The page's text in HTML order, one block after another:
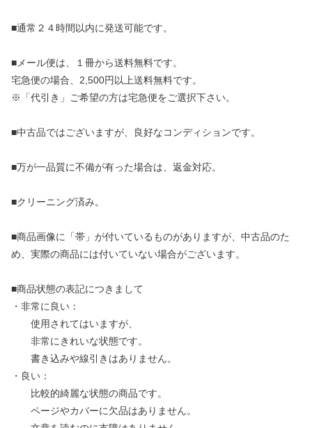
■通常２４時間以内に発送可能です。
■メール便は、１冊から送料無料です。
宅急便の場合、2,500円以上送料無料です。
※「代引き」ご希望の方は宅急便をご選択下さい。
■中古品ではございますが、良好なコンディションです。
■万が一品質に不備が有った場合は、返金対応。
■クリーニング済み。
■商品画像に「帯」が付いているものがありますが、中古品のた
め、実際の商品には付いていない場合がございます。
■商品状態の表記につきまして
・非常に良い：
使用されてはいますが、
非常にきれいな状態です。
書き込みや線引きはありません。
・良い：
比較的綺麗な状態の商品です。
ページやカバーに欠品はありません。